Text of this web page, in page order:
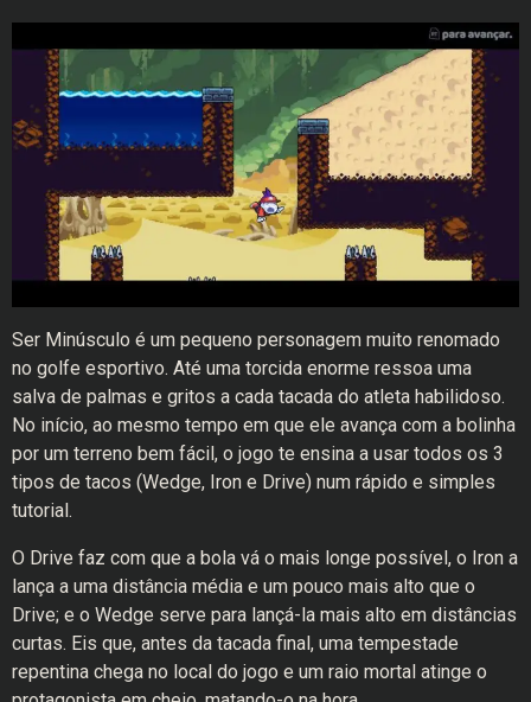
Ser Minúsculo é um pequeno personagem muito renomado
no golfe esportivo. Até uma torcida enorme ressoa uma
salva de palmas e gritos a cada tacada do atleta habilidoso.
No início, ao mesmo tempo em que ele avança com a bolinha
por um terreno bem fácil, o jogo te ensina a usar todos os 3
tipos de tacos (Wedge, Iron e Drive) num rápido e simples
tutorial.
O Drive faz com que a bola vá o mais longe possível, o Iron a
lança a uma distância média e um pouco mais alto que o
Drive; e o Wedge serve para lançá-la mais alto em distâncias
curtas. Eis que, antes da tacada final, uma tempestade
repentina chega no local do jogo e um raio mortal atinge o